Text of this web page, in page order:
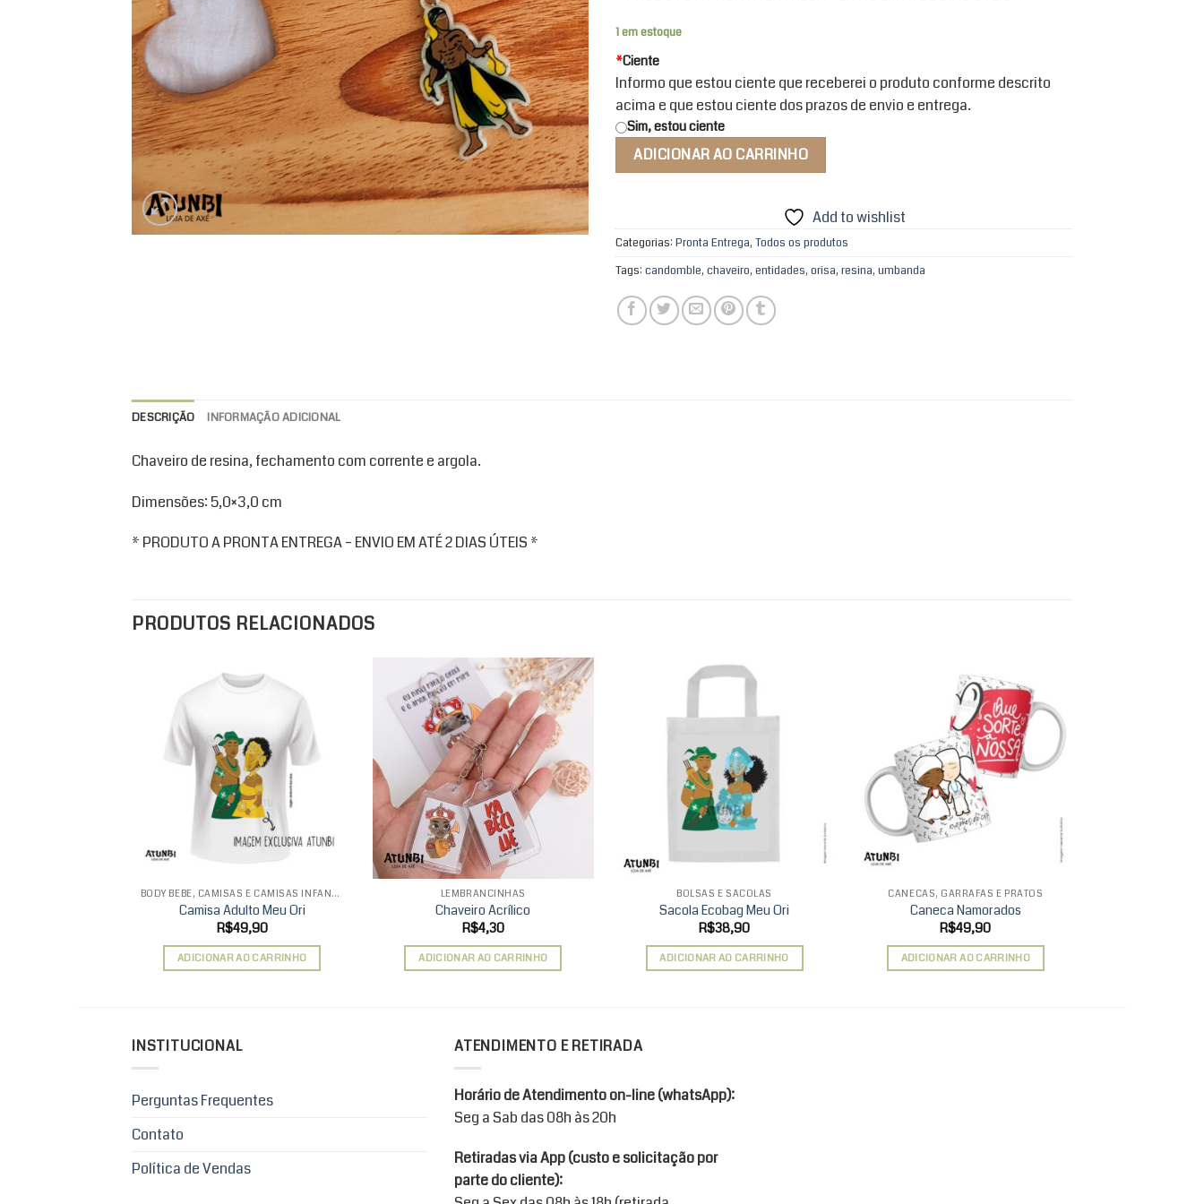
1 em estoque
*Ciente
Informo que estou ciente que receberei o produto conforme descrito
acima e que estou ciente dos prazos de envio e entrega.
Sim, estou ciente
ADICIONAR AO CARRINHO
Add to wishlist
Categorias: Pronta Entrega, Todos os produtos
Tags: candomble, chaveiro, entidades, orisa, resina, umbanda
DESCRIÇÃO INFORMAÇÃO ADICIONAL
Chaveiro de resina, fechamento com corrente e argola.
Dimensões: 5,0×3,0 cm
* PRODUTO A PRONTA ENTREGA – ENVIO EM ATÉ 2 DIAS ÚTEIS *
PRODUTOS RELACIONADOS
Add to
wishlist
BODY BEBÊ, CAMISAS E CAMISAS INFANTIS
Camisa Adulto Meu Ori
R$49,90
ADICIONAR AO CARRINHO
Add to
wishlist
LEMBRANCINHAS
Chaveiro Acrílico
R$4,30
ADICIONAR AO CARRINHO
BOLSAS E SACOLAS
Sacola Ecobag Meu Ori
R$38,90
ADICIONAR AO CARRINHO
Add to
wishlist
CANECAS, GARRAFAS E PRATOS
Caneca Namorados
R$49,90
ADICIONAR AO CARRINHO
INSTITUCIONAL
Perguntas Frequentes
Contato
Política de Vendas
ATENDIMENTO E RETIRADA
Horário de Atendimento on-line (whatsApp):
Seg a Sab das 08h às 20h
Retiradas via App (custo e solicitação por
parte do cliente):